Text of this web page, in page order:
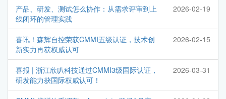
产品、研发、测试怎么协作：从需求评审到上
线闭环的管理实践
2026-02-19
喜讯！森辉自控荣获CMMI五级认证，技术创
新实力再获权威认可
2026-02-15
喜报 | 浙江欣叭科技通过CMMI3级国际认证，
研发能力获国际权威认可！
2026-03-31